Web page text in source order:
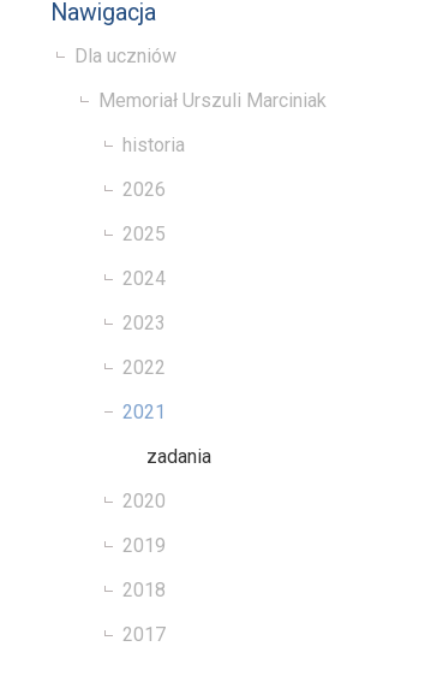
Nawigacja
Dla uczniów
Memoriał Urszuli Marciniak
historia
2026
2025
2024
2023
2022
2021
zadania
2020
2019
2018
2017